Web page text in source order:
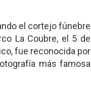
el cortejo fúnebre
La Coubre, el 5 de
fue reconocida por
más famosa